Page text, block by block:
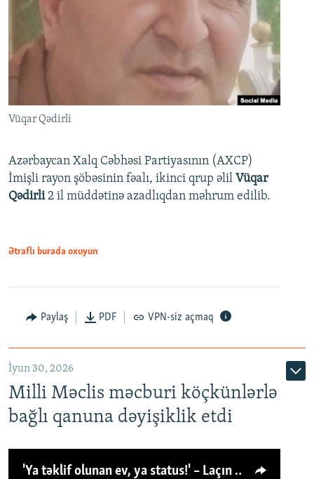
Vüqar Qədirli
Azərbaycan Xalq Cəbhəsi Partiyasının (AXCP)
İmişli rayon şöbəsinin fəalı, ikinci qrup əlil Vüqar
Qədirli2 il müddətinə azadlıqdan məhrum edilib.
Ətraflı burada oxuyun
Paylaş PDF VPN-siz açmaq
İyun 30, 2026
Milli Məclis məcburi köçkünlərlə
bağlı qanuna dəyişiklik etdi
'Ya təklif olunan ev, ya status!' – Laçın köçkünü: 'Laçından başqa heç hara!'